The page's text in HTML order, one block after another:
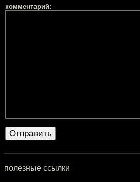
комментарий:
полезные ссылки